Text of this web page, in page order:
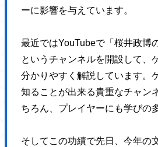
ーに影響を与えています。
最近ではYouTubeで「桜井政博
というチャンネルを開設して、
分かりやすく解説しています。
知ることが出来る貴重なチャン
ちろん、プレイヤーにも学びの
そしてこの功績で先日、今年の
<link rel='shortlink' href='https://wp.me/
<link rel="alternate" type="text/
<link rel='dns-prefetch' href='//
<style type='text/
<!-- BEGIN: WP Social Bookmarking Light
(function (d, s, id) {
if (d.getElementById(id)) return;